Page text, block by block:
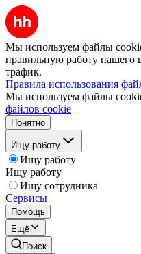
Мы используем файлы
правильную работу нашего
трафик.
Правила использования
Мы используем файлы
файлов cookie
Понятно
Ищу работу
Ищу работу
Ищу работу
Ищу сотрудника
Сервисы
Помощь
Ещё
Поиск